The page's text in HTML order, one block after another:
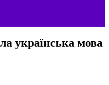
українська мова